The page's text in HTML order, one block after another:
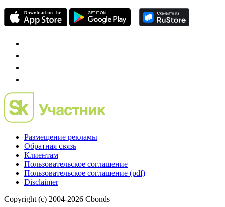
Размещение рекламы
Обратная связь
Клиентам
Пользовательское соглашение
Пользовательское соглашение (pdf)
Disclaimer
Copyright (c) 2004-2026 Cbonds